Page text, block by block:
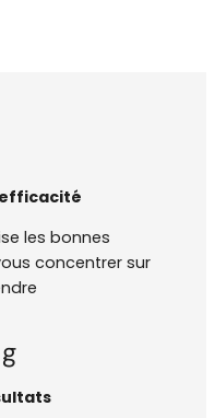
les bonnes
concentrer sur